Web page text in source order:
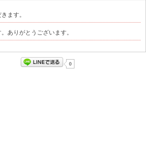
ます。
ありがとうございます。
0